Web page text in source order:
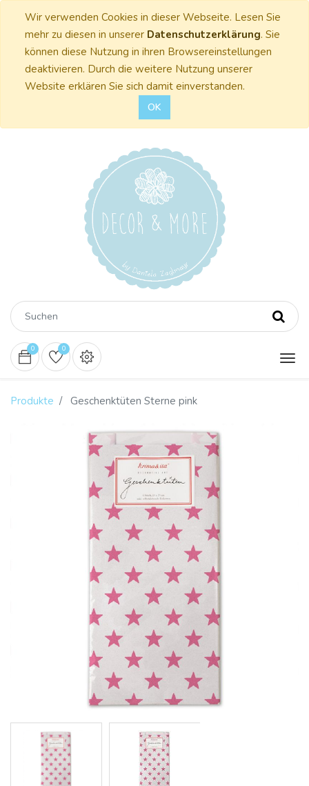
Wir verwenden Cookies in dieser Webseite. Lesen Sie
mehr zu diesen in unserer Datenschutzerklärung. Sie
können diese Nutzung in ihren Browsereinstellungen
deaktivieren. Durch die weitere Nutzung unserer
Website erklären Sie sich damit einverstanden.
OK
0 0
Produkte Geschenktüten Sterne pink